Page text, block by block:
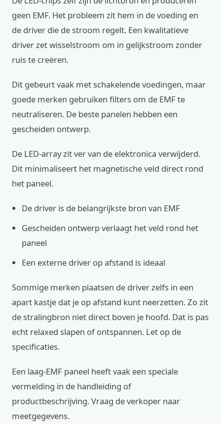
geen EMF. Het probleem zit hem in de voeding en
de driver die de stroom regelt. Een kwalitatieve
driver zet wisselstroom om in gelijkstroom zonder
ruis te creëren.
Dit gebeurt vaak met schakelende voedingen, maar
goede merken gebruiken filters om de EMF te
neutraliseren. De beste panelen hebben een
gescheiden ontwerp.
De LED-array zit ver van de elektronica verwijderd.
Dit minimaliseert het magnetische veld direct rond
het paneel.
De driver is de belangrijkste bron van EMF
Gescheiden ontwerp verlaagt het veld rond het
paneel
Een externe driver op afstand is ideaal
Sommige merken plaatsen de driver zelfs in een
apart kastje dat je op afstand kunt neerzetten. Zo zit
de stralingbron niet direct boven je hoofd. Dat is pas
echt relaxed slapen of ontspannen. Let op de
specificaties.
Een laag-EMF paneel heeft vaak een speciale
vermelding in de handleiding of
productbeschrijving. Vraag de verkoper naar
meetgegevens.